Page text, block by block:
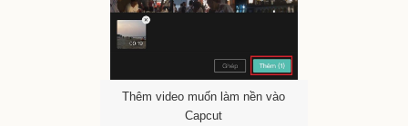
Thêm video muốn làm nền vào
Capcut